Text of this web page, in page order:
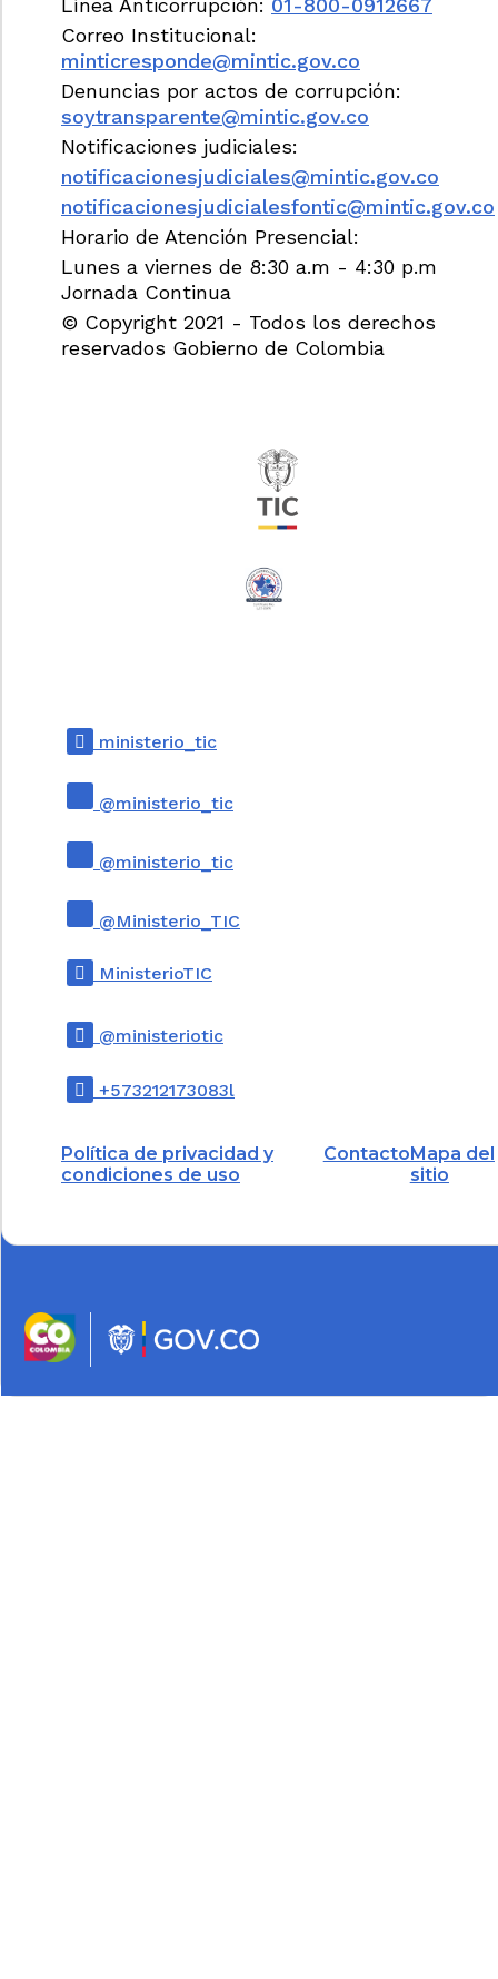
Línea Anticorrupción: 01-800-0912667
Correo Institucional:
minticresponde@mintic.gov.co
Denuncias por actos de corrupción:
soytransparente@mintic.gov.co
Notificaciones judiciales:
notificacionesjudiciales@mintic.gov.co
notificacionesjudicialesfontic@mintic.gov.co
Horario de Atención Presencial:
Lunes a viernes de 8:30 a.m - 4:30 p.m
Jornada Continua
© Copyright 2021 - Todos los derechos
reservados Gobierno de Colombia
ministerio_tic
@ministerio_tic
@ministerio_tic
@Ministerio_TIC
MinisterioTIC
@ministeriotic
+573212173083l
Política de privacidad y
condiciones de uso
ContactoMapa del
sitio